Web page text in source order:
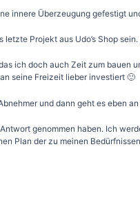
innere Überzeugung gefestigt
Projekt aus Udo’s Shop
ich doch auch Zeit zum bauen
seine Freizeit lieber investiert 🙂
und dann geht es eben
genommen haben. Ich
Plan der zu meinen